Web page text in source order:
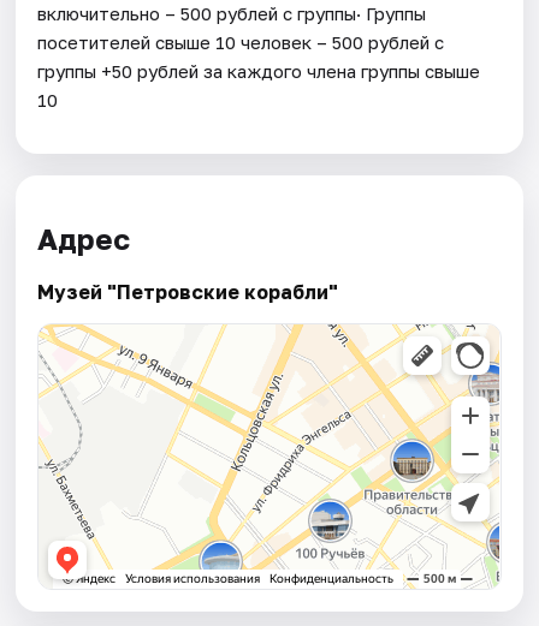
включительно – 500 рублей с группы· Группы
посетителей свыше 10 человек – 500 рублей с
группы +50 рублей за каждого члена группы свыше
10
Адрес
Музей "Петровские корабли"